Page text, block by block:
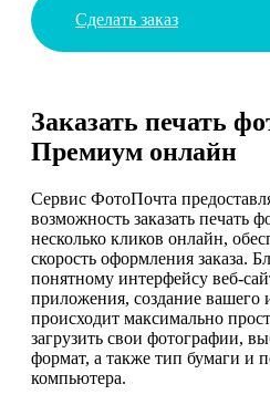
Сделать заказ
Заказать печать
Премиум онлайн
Сервис ФотоПочта
возможность заказать печать
несколько кликов онлайн,
скорость оформления заказа.
понятному интерфейсу веб-
приложения, создание вашего
происходит максимально
загрузить свои фотографии,
формат, а также тип бумаги и
компьютера.